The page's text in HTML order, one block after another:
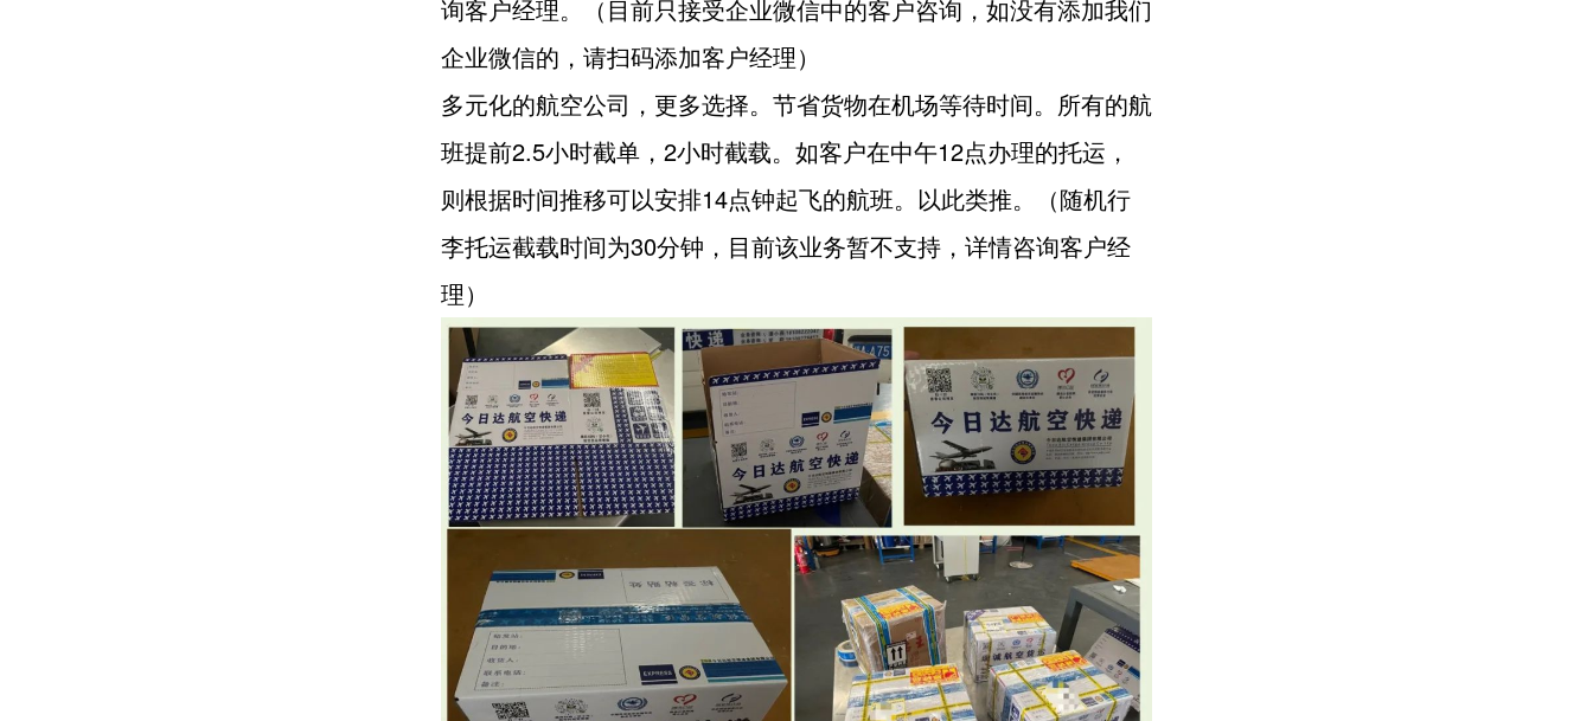
询客户经理。（目前只接受企业微信中的客户咨询，如没有添加我们
企业微信的，请扫码添加客户经理）
多元化的航空公司，更多选择。节省货物在机场等待时间。所有的航
班提前2.5小时截单，2小时截载。如客户在中午12点办理的托运，
则根据时间推移可以安排14点钟起飞的航班。以此类推。（随机行
李托运截载时间为30分钟，目前该业务暂不支持，详情咨询客户经
理）